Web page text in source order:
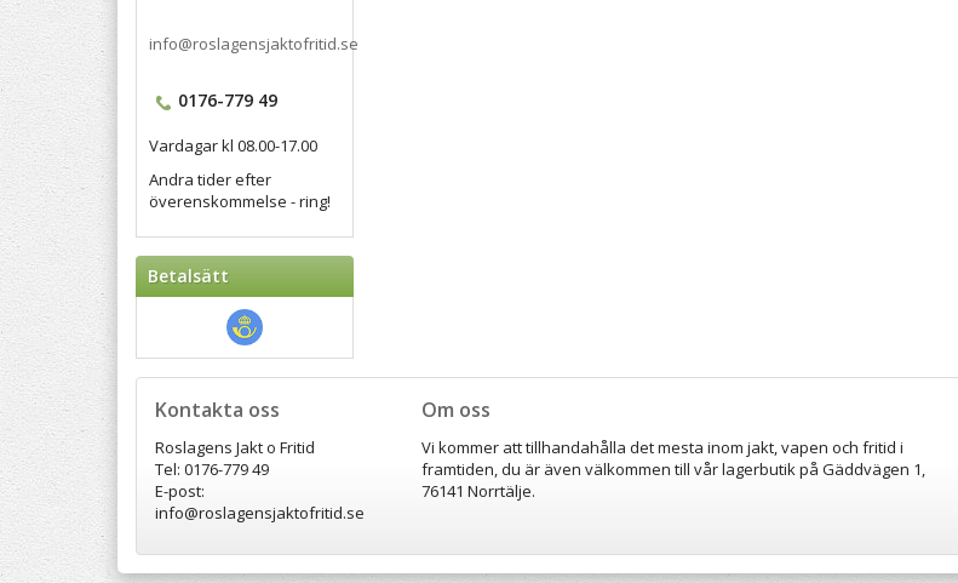
info@roslagensjaktofritid.se
0176-779 49
Vardagar kl 08.00-17.00
Andra tider efter
överenskommelse - ring!
Betalsätt
Kontakta oss
Roslagens Jakt o Fritid
Tel: 0176-779 49
E-post:
info@roslagensjaktofritid.se
Om oss
Vi kommer att tillhandahålla det mesta inom jakt, vapen och fritid i
framtiden, du är även välkommen till vår lagerbutik på Gäddvägen 1,
76141 Norrtälje.